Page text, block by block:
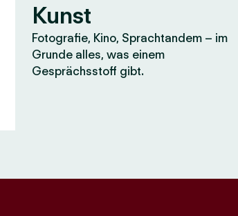
Kunst
Fotografie, Kino, Sprachtandem – im
Grunde alles, was einem
Gesprächsstoff gibt.